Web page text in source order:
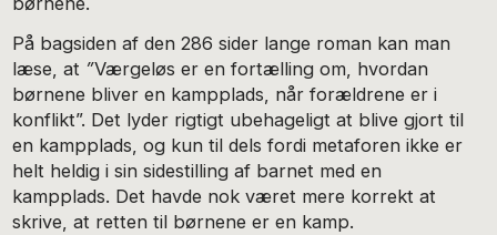
På bagsiden af den 286 sider lange roman kan man
læse, at ”Værgeløs er en fortælling om, hvordan
børnene bliver en kampplads, når forældrene er i
konflikt”. Det lyder rigtigt ubehageligt at blive gjort til
en kampplads, og kun til dels fordi metaforen ikke er
helt heldig i sin sidestilling af barnet med en
kampplads. Det havde nok været mere korrekt at
skrive, at retten til børnene er en kamp.